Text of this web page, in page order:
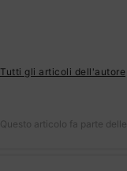
Tutti gli articoli dell'autore
Questo articolo fa parte